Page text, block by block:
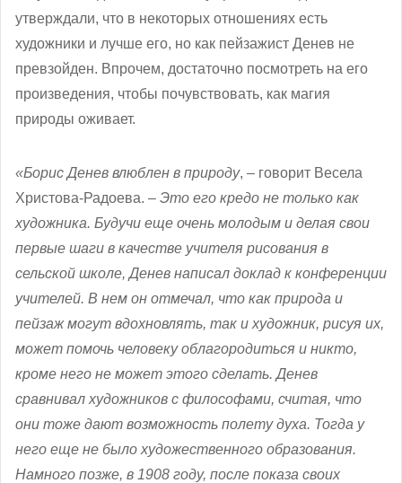
утверждали, что в некоторых отношениях есть
художники и лучше его, но как пейзажист Денев не
превзойден. Впрочем, достаточно посмотреть на его
произведения, чтобы почувствовать, как магия
природы оживает.
«Борис Денев влюблен в природу, – говорит Весела
Христова-Радоева. – Это его кредо не только как
художника. Будучи еще очень молодым и делая свои
первые шаги в качестве учителя рисования в
сельской школе, Денев написал доклад к конференции
учителей. В нем он отмечал, что как природа и
пейзаж могут вдохновлять, так и художник, рисуя их,
может помочь человеку облагородиться и никто,
кроме него не может этого сделать. Денев
сравнивал художников с философами, считая, что
они тоже дают возможность полету духа. Тогда у
него еще не было художественного образования.
Намного позже, в 1908 году, после показа своих